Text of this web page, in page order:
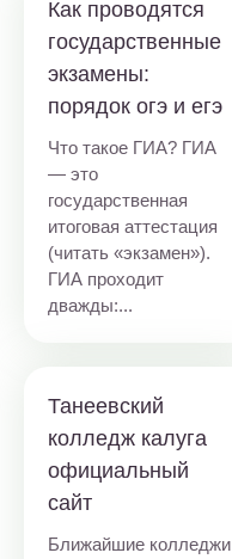
Как проводятся
государственные
экзамены:
порядок огэ и егэ
Что такое ГИА? ГИА
— это
государственная
итоговая аттестация
(читать «экзамен»).
ГИА проходит
дважды:...
Танеевский
колледж калуга
официальный
сайт
Ближайшие колледжи